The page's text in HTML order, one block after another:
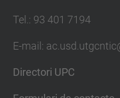
Tel.: 93 401 7194
E-mail:
Directori UPC